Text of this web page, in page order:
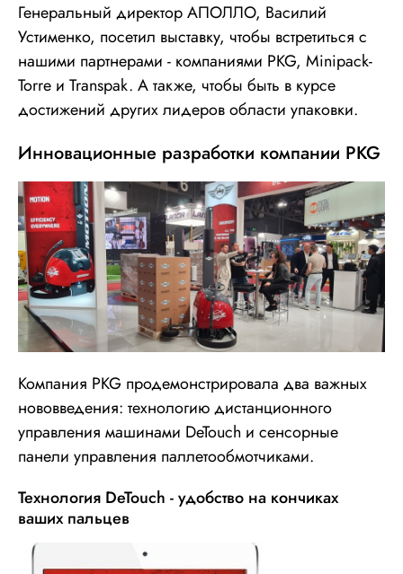
Генеральный директор АПОЛЛО, Василий
Устименко, посетил выставку, чтобы встретиться с
нашими партнерами - компаниями PKG, Minipack-
Torre и Transpak. А также, чтобы быть в курсе
достижений других лидеров области упаковки.
Инновационные разработки компании PKG
Компания PKG продемонстрировала два важных
нововведения: технологию дистанционного
управления машинами DeTouch и сенсорные
панели управления паллетообмотчиками.
Технология DeTouch - удобство на кончиках
ваших пальцев